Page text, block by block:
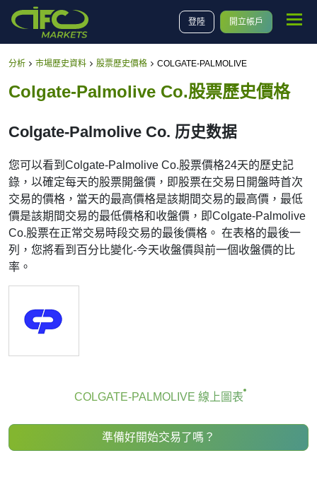
登陸 開立帳戶
分析 市場歷史資料 股票歷史價格 COLGATE-PALMOLIVE
Colgate-Palmolive Co.股票歷史價格
Colgate-Palmolive Co. 历史数据
您可以看到Colgate-Palmolive Co.股票價格24天的歷史記
錄，以確定每天的股票開盤價，即股票在交易日開盤時首次
交易的價格，當天的最高價格是該期間交易的最高價，最低
價是該期間交易的最低價格和收盤價，即Colgate-Palmolive
Co.股票在正常交易時段交易的最後價格。 在表格的最後一
列，您將看到百分比變化-今天收盤價與前一個收盤價的比
率。
COLGATE-PALMOLIVE 線上圖表
準備好開始交易了嗎？